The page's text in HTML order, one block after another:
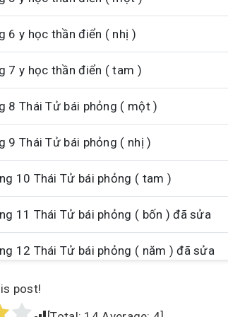
6 y học thần điển ( nhị )
7 y học thần điển ( tam )
8 Thái Tử bái phỏng ( một )
9 Thái Tử bái phỏng ( nhị )
10 Thái Tử bái phỏng ( tam )
11 Thái Tử bái phỏng ( bốn ) đã sửa
12 Thái Tử bái phỏng ( năm ) đã sửa
13 Vân gia đệ nhất thiên tài, Vân
post!